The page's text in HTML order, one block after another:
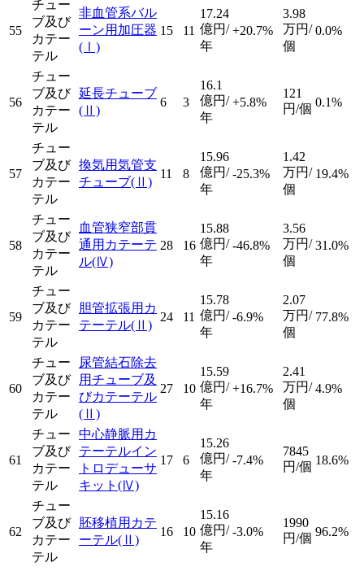
55
チュー
ブ及び
カテー
テル
非血管系バル
ーン用加圧器
(Ⅰ)
15 11
17.24
億円/
年
+20.7%
3.98
万円/
個
0.0%
56
チュー
ブ及び
カテー
テル
延長チューブ
(Ⅱ)
6 3
16.1
億円/
年
+5.8%
121
円/個 0.1%
57
チュー
ブ及び
カテー
テル
換気用気管支
チューブ(Ⅱ)
11 8
15.96
億円/
年
-25.3%
1.42
万円/
個
19.4%
58
チュー
ブ及び
カテー
テル
血管狭窄部貫
通用カテーテ
ル(Ⅳ)
28 16
15.88
億円/
年
-46.8%
3.56
万円/
個
31.0%
59
チュー
ブ及び
カテー
テル
胆管拡張用カ
テーテル(Ⅱ)
24 11
15.78
億円/
年
-6.9%
2.07
万円/
個
77.8%
60
チュー
ブ及び
カテー
テル
尿管結石除去
用チューブ及
びカテーテル
(Ⅱ)
27 10
15.59
億円/
年
+16.7%
2.41
万円/
個
4.9%
61
チュー
ブ及び
カテー
テル
中心静脈用カ
テーテルイン
トロデューサ
キット (Ⅳ)
17 6
15.26
億円/
年
-7.4%
7845
円/個 18.6%
62
チュー
ブ及び
カテー
テル
胚移植用カテ
ーテル(Ⅱ)
16 10
15.16
億円/
年
-3.0%
1990
円/個 96.2%